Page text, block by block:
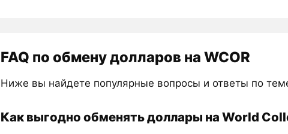
FAQ по обмену долларов на WCOR
Ниже вы найдете популярные вопросы и ответы по
Как выгодно обменять доллары на World